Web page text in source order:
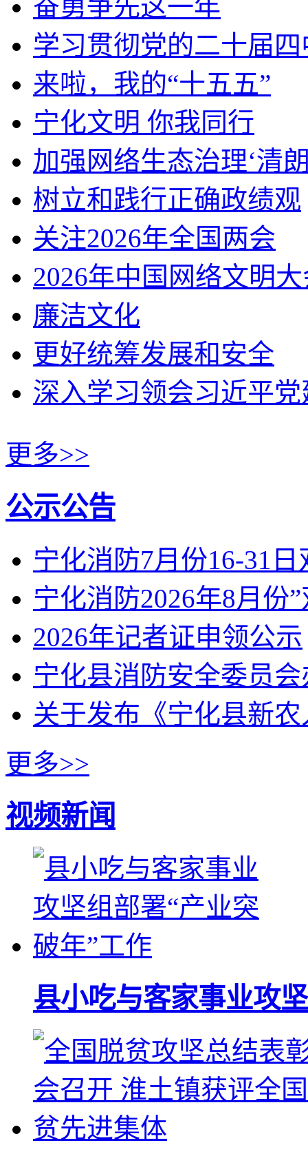
奋勇争先这一年
学习贯彻党的二十届
来啦，我的“十五五”
宁化文明 你我同行
加强网络生态治理‘清
树立和践行正确政绩观
关注2026年全国两会
2026年中国网络文明
廉洁文化
更好统筹发展和安全
深入学习领会习近平
更多>>
公示公告
宁化消防7月份16-31
宁化消防2026年8月份
2026年记者证申领公示
宁化县消防安全委员
关于发布《宁化县新
更多>>
视频新闻
县小吃与客家事业攻